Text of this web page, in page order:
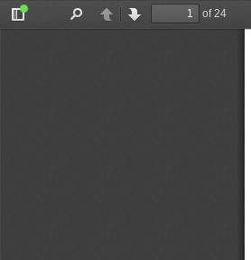
Toggle
PreviousNext
of 24